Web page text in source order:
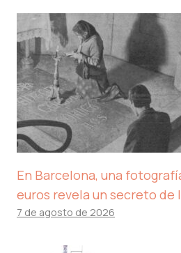
En Barcelona, ​​una
euros revela un secreto de
7 de agosto de 2026